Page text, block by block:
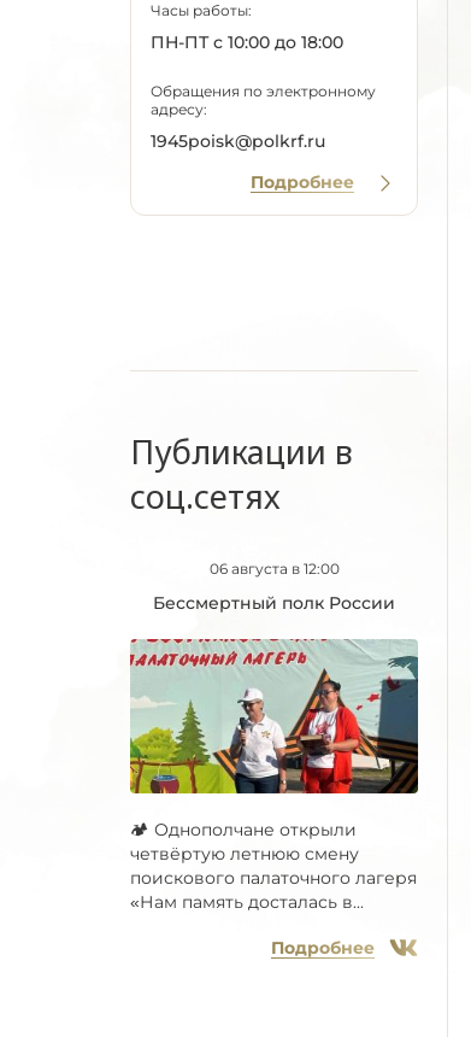
Часы работы:
ПН-ПТ с 10:00 до 18:00
Обращения по электронному
адресу:
1945poisk@polkrf.ru
Подробнее
Публикации в
соц.сетях
06 августа в 12:00
Бессмертный полк России
🏕 Однополчане открыли
четвёртую летнюю смену
поискового палаточного лагеря
«Нам память досталась в...
Подробнее